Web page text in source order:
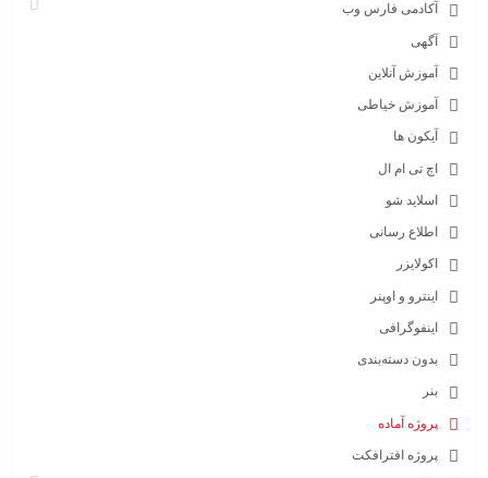
آکادمی فارس وب
آگهی
آموزش آنلاین
آموزش خیاطی
آیکون ها
اچ تی ام ال
اسلاید شو
اطلاع رسانی
اکولایزر
اینترو و اوپنر
اینفوگرافی
بدون دسته‌بندی
بنر
پروژه آماده
پروژه افترافکت